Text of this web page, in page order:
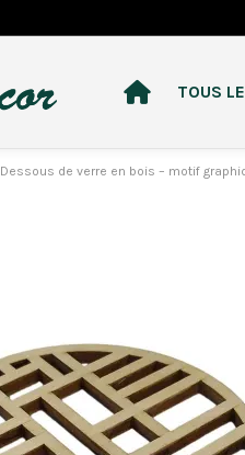
TOUS
Dessous de verre en bois – motif